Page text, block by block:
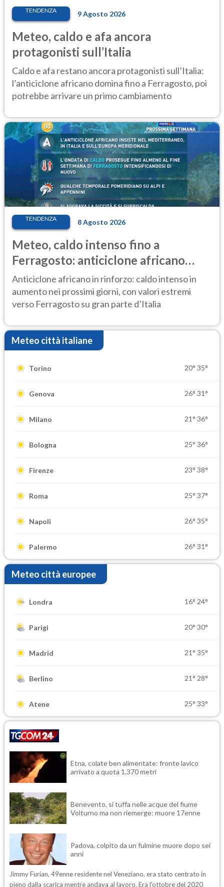
TENDENZA 9 Agosto 2026
Meteo, caldo e afa ancora
protagonisti sull’Italia
Caldo e afa restano ancora protagonisti sull’Italia:
l’anticiclone africano domina fino a Ferragosto, poi
potrebbe arrivare un primo cambiamento
TENDENZA 8 Agosto 2026
Meteo, caldo intenso fino a
Ferragosto: anticiclone africano
ancora protagonista
Anticiclone africano in rinforzo: caldo intenso in
aumento nei prossimi giorni, con valori estremi
verso Ferragosto su gran parte d’Italia
Meteo città italiane
Torino 20° 35°
Genova 26° 31°
Milano 21° 36°
Bologna 25° 36°
Firenze 23° 38°
Roma 25° 37°
Napoli 26° 35°
Palermo 26° 31°
Meteo città europee
Londra 16° 24°
Parigi 20° 30°
Madrid 21° 35°
Berlino 21° 28°
Atene 25° 33°
Etna, colate ben alimentate: fronte lavico
arrivato a quota 1.370 metri
Benevento, si tuffa nelle acque del fiume
Volturno ma non riemerge: muore 17enne
Padova, colpito da un fulmine muore dopo sei
anni
Jimmy Furian, 49enne residente nel Veneziano, era stato centrato in
pieno dalla scarica mentre andava al lavoro. Era l'ottobre del 2020